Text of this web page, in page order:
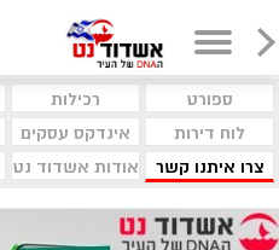
ספורט רכילות
לוח דירות
אינדקס עסקים
צרו איתנו קשר
אודות אשדוד נט